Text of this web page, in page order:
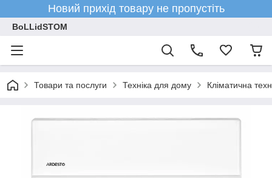
Новий прихід товару не пропустіть
BoLLidSTOM
Товари та послуги Техніка для дому Кліматична